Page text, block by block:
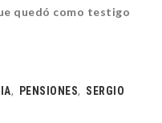
quedó como testigo
, PENSIONES, SERGIO